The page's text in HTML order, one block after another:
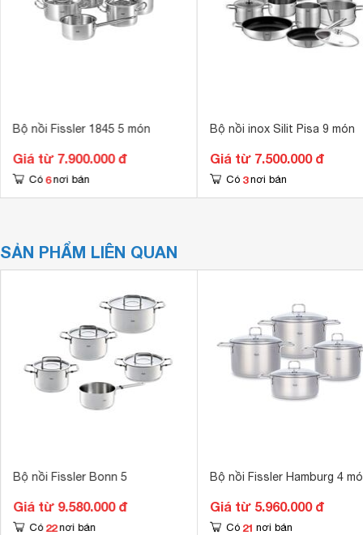
Bộ nồi Fissler 1845 5 món
Giá từ 7.900.000 đ
Có 6 nơi bán
Bộ nồi inox Silit Pisa 9 món
Giá từ 7.500.000 đ
Có 3 nơi bán
SẢN PHẨM LIÊN QUAN
Bộ nồi Fissler Bonn 5
Giá từ 9.580.000 đ
Có 22 nơi bán
Bộ nồi Fissler Hamburg 4
Giá từ 5.960.000 đ
Có 21 nơi bán